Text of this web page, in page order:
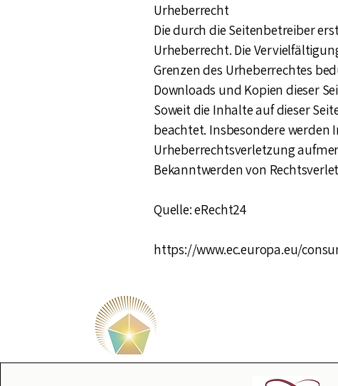
Urheberrecht
Die durch die Seitenbetreiber
Urheberrecht. Die
Grenzen des Urheberrechtes
Downloads und Kopien dieser
Soweit die Inhalte auf dieser
beachtet. Insbesondere werden
Urheberrechtsverletzung
Bekanntwerden von
Quelle: eRecht24
https://www.ec.europa.eu/